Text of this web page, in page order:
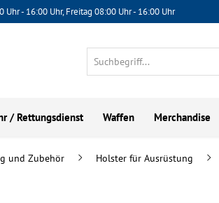
- 16:00 Uhr, Freitag 08:00 Uhr - 16:00 Uhr
/ Rettungsdienst Waffen Merchandise
und Zubehör Holster für Ausrüstung